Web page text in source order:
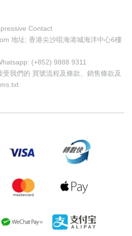
Contact
地址: 香港尖沙咀海港城海洋中心6樓
(+852) 9888 9311
受我們的 買號流程及條款
銷售條款及